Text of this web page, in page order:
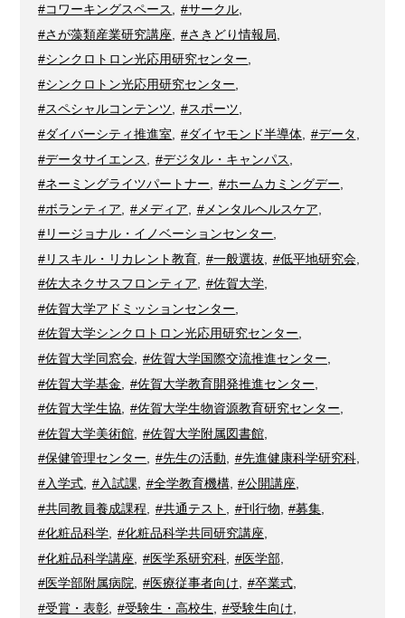
#コワーキングスペース
#サークル,
#さが藻類産業研究講座
#さきどり情報局
#シンクロトロン光応用研究センター
#シンクロトン光応用研究センター
#スペシャルコンテンツ
#スポーツ
#ダイバーシティ推進室
#ダイヤモンド半導体, #データ
#データサイエンス
#デジタル・キャンパス
#ネーミングライツパートナー
#ホームカミングデー
#ボランティア
#メディア #メンタルヘルスケア
#リージョナル・イノベーションセンター
#リスキル・リカレント教育
#一般選抜 #低平地研究会,
#佐大ネクサスフロンティア, #佐賀大学,
#佐賀大学アドミッションセンター
#佐賀大学シンクロトロン光応用研究センター,
#佐賀大学同窓会
#佐賀大学国際交流推進センター
#佐賀大学基金
#佐賀大学教育開発推進センター
#佐賀大学生協, #佐賀大学生物資源教育研究センター,
#佐賀大学美術館
#佐賀大学附属図書館,
#保健管理センター, #先生の活動, #先進健康科学研究科,
#入学式
#入試課 #全学教育機構, #公開講座
#共同教員養成課程
#共通テスト #刊行物 #募集
#化粧品科学, #化粧品科学共同研究講座,
#化粧品科学講座
#医学系研究科, #医学部,
#医学部附属病院, #医療従事者向け, #卒業式,
#受賞・表彰
#受験生・高校生 #受験生向け